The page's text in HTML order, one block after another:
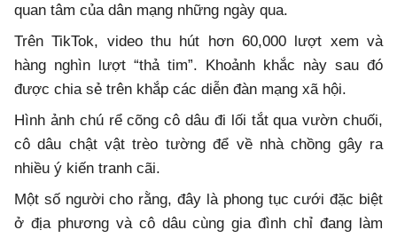
quan tâm của dân mạng những ngày qua.
Trên TikTok, video thu hút hơn 60,000 lượt xem và
hàng nghìn lượt “thả tim”. Khoảnh khắc này sau đó
được chia sẻ trên khắp các diễn đàn mạng xã hội.
Hình ảnh chú rể cõng cô dâu đi lối tắt qua vườn chuối,
cô dâu chật vật trèo tường để về nhà chồng gây ra
nhiều ý kiến tranh cãi.
Một số người cho rằng, đây là phong tục cưới đặc biệt
ở địa phương và cô dâu cùng gia đình chỉ đang làm